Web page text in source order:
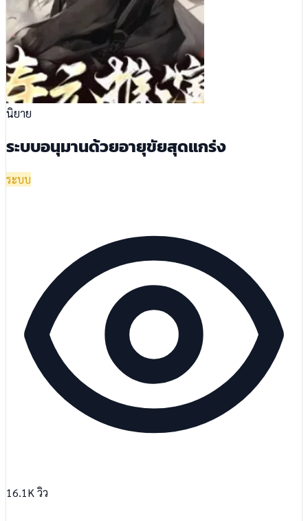
นิยาย
ระบบอนุมานด้วยอายุขัยสุดแกร่ง
ระบบ
16.1K วิว